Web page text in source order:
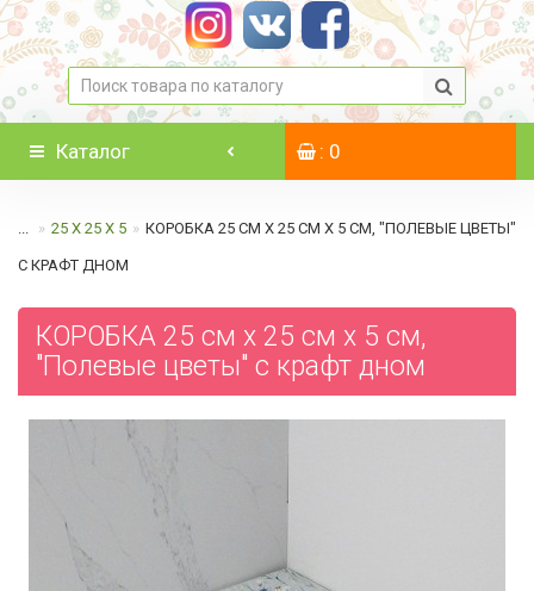
Каталог : 0
... 25 Х 25 Х 5 КОРОБКА 25 СМ Х 25 СМ Х 5 СМ, "ПОЛЕВЫЕ ЦВЕТЫ"
C КРАФТ ДНОМ
КОРОБКА 25 см х 25 см х 5 см,
"Полевые цветы" c крафт дном